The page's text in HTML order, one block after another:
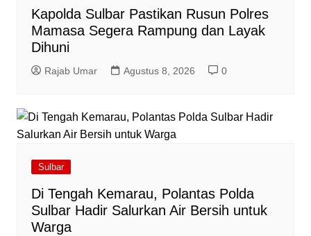
Kapolda Sulbar Pastikan Rusun Polres
Mamasa Segera Rampung dan Layak
Dihuni
Rajab Umar Agustus 8, 2026 0
Sulbar
Di Tengah Kemarau, Polantas Polda
Sulbar Hadir Salurkan Air Bersih untuk
Warga